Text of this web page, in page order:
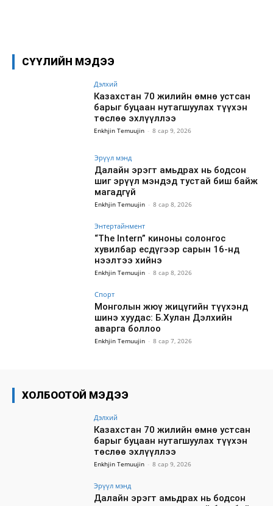
СҮҮЛИЙН МЭДЭЭ
Дэлхий
Казахстан 70 жилийн өмнө устсан
барыг буцаан нутагшуулах түүхэн
төслөө эхлүүллээ
Enkhjin Temuujin - 8 сар 9, 2026
Эрүүл мэнд
Далайн эрэгт амьдрах нь бодсон
шиг эрүүл мэндэд тустай биш байж
магадгүй
Enkhjin Temuujin - 8 сар 8, 2026
Энтертайнмент
“The Intern” киноны солонгос
хувилбар есдүгээр сарын 16-нд
нээлтээ хийнэ
Enkhjin Temuujin - 8 сар 8, 2026
Спорт
Монголын жюү жицүгийн түүхэнд
шинэ хуудас: Б.Хулан Дэлхийн
аварга боллоо
Enkhjin Temuujin - 8 сар 7, 2026
ХОЛБООТОЙ МЭДЭЭ
Дэлхий
Казахстан 70 жилийн өмнө устсан
барыг буцаан нутагшуулах түүхэн
төслөө эхлүүллээ
Enkhjin Temuujin - 8 сар 9, 2026
Эрүүл мэнд
Далайн эрэгт амьдрах нь бодсон